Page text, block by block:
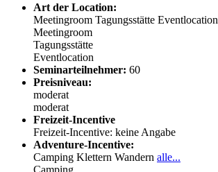
Art der Location:
Meetingroom Tagungsstätte Eventlocation
Meetingroom
Tagungsstätte
Eventlocation
Seminarteilnehmer: 60
Preisniveau:
moderat
moderat
Freizeit-Incentive
Freizeit-Incentive: keine Angabe
Adventure-Incentive:
Camping Klettern Wandern alle...
Camping